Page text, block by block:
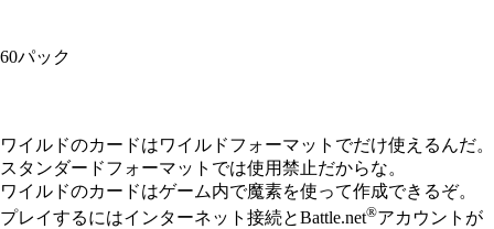
60パック
Available actions
ワイルドのカードはワイルドフォーマットでだけ使えるんだ。
スタンダードフォーマットでは使用禁止だからな。
ワイルドのカードはゲーム内で魔素を使って作成できるぞ。
プレイするにはインターネット接続とBattle.net®アカウントが